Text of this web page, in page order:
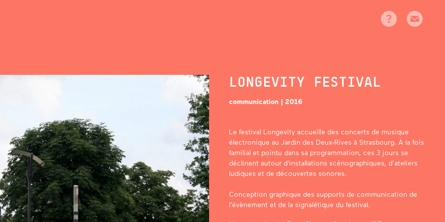
LONGEVITY FESTIVAL
communication | 2016
Le festival Longevity accueille des concerts de musique
électronique au Jardin des Deux-Rives à Strasbourg. À la fois
familial et pointu dans sa programmation, ces 3 jours se
déclinent autour d'installations scénographiques, d’ateliers
ludiques et de découvertes sonores.
Conception graphique des supports de communication de
l’évènement et de la signalétique du festival.